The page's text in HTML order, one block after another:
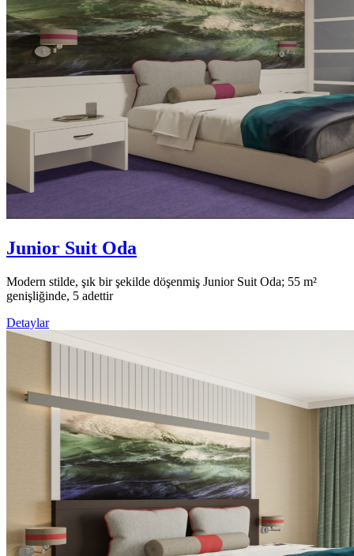
Junior Suit Oda
Modern stilde, şık bir şekilde döşenmiş Junior Suit Oda; 55 m²
genişliğinde, 5 adettir
Detaylar